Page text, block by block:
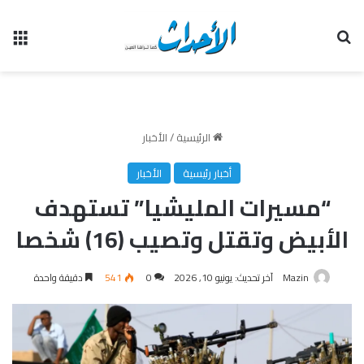
الرئيسية/الأخبار
أخبار رئيسية
الأخبار
“مسيرات المليشيا” تستهدف
الأبيض وتقتل وتصيب (16) شخصا
Mazin آخر تحديث: يونيو 10, 2026 0
541 دقيقة واحدة